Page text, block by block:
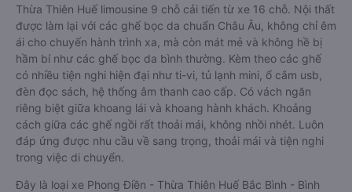
Thừa Thiên Huế limousine 9 chỗ cải tiến từ xe 16 chỗ. Nội thất
được làm lại với các ghế bọc da chuẩn Châu Âu, không chỉ êm
ái cho chuyến hành trình xa, mà còn mát mẻ và không hề bị
hầm bí như các ghế bọc da bình thường. Kèm theo các ghế
có nhiều tiện nghi hiện đại như ti-vi, tủ lạnh mini, ổ cắm usb,
đèn đọc sách, hệ thống âm thanh cao cấp. Có vách ngăn
riêng biệt giữa khoang lái và khoang hành khách. Khoảng
cách giữa các ghế ngồi rất thoải mái, không nhồi nhét. Luôn
đáp ứng được nhu cầu về sang trọng, thoải mái và tiện nghi
trong việc di chuyển.
Đây là loại xe Phong Điền - Thừa Thiên Huế Bắc Bình - Bình